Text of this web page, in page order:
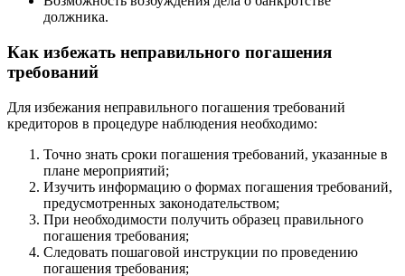
должника.
Как избежать неправильного погашения
требований
Для избежания неправильного погашения требований
кредиторов в процедуре наблюдения необходимо:
Точно знать сроки погашения требований, указанные в
плане мероприятий;
Изучить информацию о формах погашения требований,
предусмотренных законодательством;
При необходимости получить образец правильного
погашения требования;
Следовать пошаговой инструкции по проведению
погашения требования;